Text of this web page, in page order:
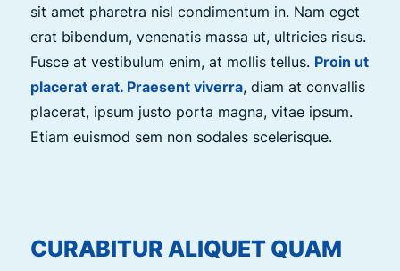
sit amet pharetra nisl condimentum in. Nam eget
erat bibendum, venenatis massa ut, ultricies risus.
Fusce at vestibulum enim, at mollis tellus. Proin ut
placerat erat. Praesent viverra, diam at convallis
placerat, ipsum justo porta magna, vitae ipsum.
Etiam euismod sem non sodales scelerisque.
CURABITUR ALIQUET QUAM